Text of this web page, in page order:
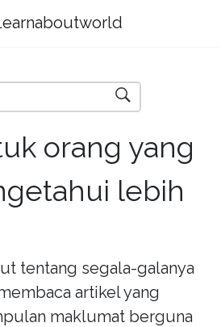
orang yang
lebih
tentang segala-galanya
artikel yang
maklumat berguna